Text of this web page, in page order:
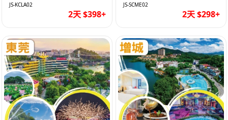
JS-KCLA02
2天 $398+
JS-SCME02
2天 $298+